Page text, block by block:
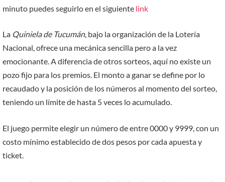
minuto puedes seguirlo en el siguiente link
La Quiniela de Tucumán, bajo la organización de la Lotería
Nacional, ofrece una mecánica sencilla pero a la vez
emocionante. A diferencia de otros sorteos, aquí no existe un
pozo fijo para los premios. El monto a ganar se define por lo
recaudado y la posición de los números al momento del sorteo,
teniendo un límite de hasta 5 veces lo acumulado.
El juego permite elegir un número de entre 0000 y 9999, con un
costo mínimo establecido de dos pesos por cada apuesta y
ticket.